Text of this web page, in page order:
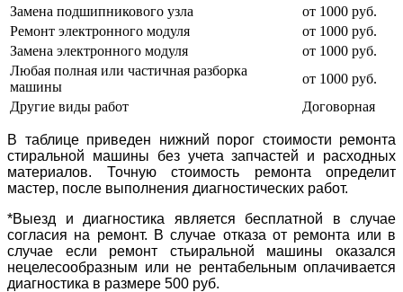
Замена подшипникового узла
от 1000 руб.
Ремонт электронного модуля
от 1000 руб.
Замена электронного модуля
от 1000 руб.
Любая полная или частичная разборка
машины
от 1000 руб.
Другие виды работ
Договорная
В таблице приведен нижний порог стоимости ремонта
стиральной машины без учета запчастей и расходных
материалов. Точную стоимость ремонта определит
мастер, после выполнения диагностических работ.
*Выезд и диагностика является бесплатной в случае
согласия на ремонт. В случае отказа от ремонта или в
случае если ремонт стьиральной машины оказался
нецелесообразным или не рентабельным оплачивается
диагностика в размере 500 руб.